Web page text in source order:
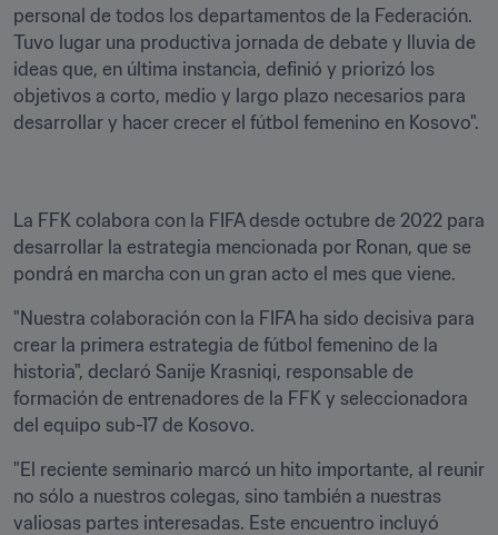
personal de todos los departamentos de la Federación.
Tuvo lugar una productiva jornada de debate y lluvia de
ideas que, en última instancia, definió y priorizó los
objetivos a corto, medio y largo plazo necesarios para
desarrollar y hacer crecer el fútbol femenino en Kosovo".
La FFK colabora con la FIFA desde octubre de 2022 para
desarrollar la estrategia mencionada por Ronan, que se
pondrá en marcha con un gran acto el mes que viene.
"Nuestra colaboración con la FIFA ha sido decisiva para
crear la primera estrategia de fútbol femenino de la
historia", declaró Sanije Krasniqi, responsable de
formación de entrenadores de la FFK y seleccionadora
del equipo sub-17 de Kosovo.
"El reciente seminario marcó un hito importante, al reunir
no sólo a nuestros colegas, sino también a nuestras
valiosas partes interesadas. Este encuentro incluyó